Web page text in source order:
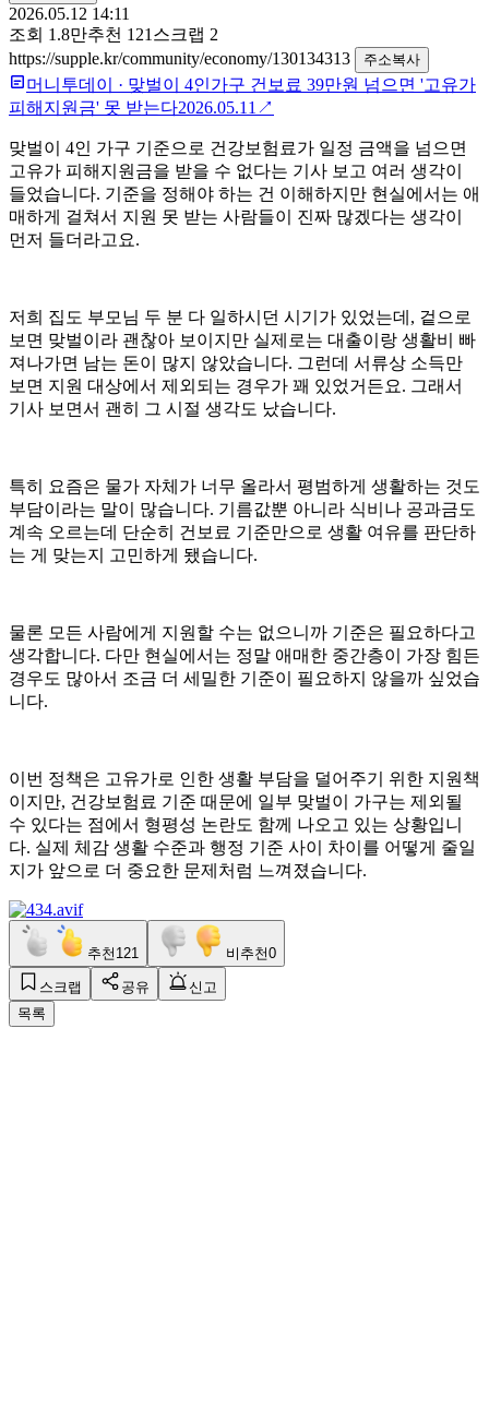
2026.05.12 14:11
조회 1.8만추천 121 스크랩 2
https://supple.kr/community/economy/130134313
주소복사
머니투데이 · 맞벌이 4인가구 건보료 39만원 넘으면 '고유가
피해지원금' 못 받는다2026.05.11 ↗
맞벌이 4인 가구 기준으로 건강보험료가 일정 금액을 넘으면
고유가 피해지원금을 받을 수 없다는 기사 보고 여러 생각이
들었습니다. 기준을 정해야 하는 건 이해하지만 현실에서는 애
매하게 걸쳐서 지원 못 받는 사람들이 진짜 많겠다는 생각이
먼저 들더라고요.
저희 집도 부모님 두 분 다 일하시던 시기가 있었는데, 겉으로
보면 맞벌이라 괜찮아 보이지만 실제로는 대출이랑 생활비 빠
져나가면 남는 돈이 많지 않았습니다. 그런데 서류상 소득만
보면 지원 대상에서 제외되는 경우가 꽤 있었거든요. 그래서
기사 보면서 괜히 그 시절 생각도 났습니다.
특히 요즘은 물가 자체가 너무 올라서 평범하게 생활하는 것도
부담이라는 말이 많습니다. 기름값뿐 아니라 식비나 공과금도
계속 오르는데 단순히 건보료 기준만으로 생활 여유를 판단하
는 게 맞는지 고민하게 됐습니다.
물론 모든 사람에게 지원할 수는 없으니까 기준은 필요하다고
생각합니다. 다만 현실에서는 정말 애매한 중간층이 가장 힘든
경우도 많아서 조금 더 세밀한 기준이 필요하지 않을까 싶었습
니다.
이번 정책은 고유가로 인한 생활 부담을 덜어주기 위한 지원책
이지만, 건강보험료 기준 때문에 일부 맞벌이 가구는 제외될
수 있다는 점에서 형평성 논란도 함께 나오고 있는 상황입니
다. 실제 체감 생활 수준과 행정 기준 사이 차이를 어떻게 줄일
지가 앞으로 더 중요한 문제처럼 느껴졌습니다.
추천 121 비추천0
스크랩 공유
신고
목록